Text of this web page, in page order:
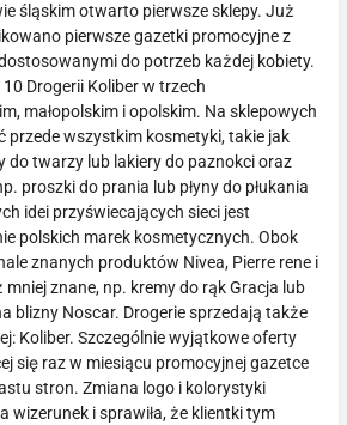
śląskim otwarto pierwsze sklepy. Już
pierwsze gazetki promocyjne z
do potrzeb każdej kobiety.
Drogerii Koliber w trzech
małopolskim i opolskim. Na sklepowych
przede wszystkim kosmetyki, takie jak
do twarzy lub lakiery do paznokci oraz
proszki do prania lub płyny do płukania
idei przyświecających sieci jest
polskich marek kosmetycznych. Obok
znanych produktów Nivea, Pierre rene i
mniej znane, np. kremy do rąk Gracja lub
blizny Noscar. Drogerie sprzedają także
Koliber. Szczególnie wyjątkowe oferty
się raz w miesiącu promocyjnej gazetce
stron. Zmiana logo i kolorystyki
wizerunek i sprawiła, że klientki tym